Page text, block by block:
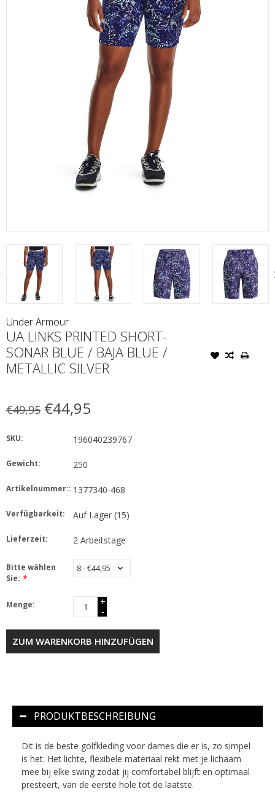
Under Armour
UA LINKS PRINTED SHORT-
SONAR BLUE / BAJA BLUE /
METALLIC SILVER
€49,95 €44,95
SKU: 196040239767
Gewicht: 250
Artikelnummer:: 1377340-468
Verfügbarkeit: Auf Lager(15)
Lieferzeit: 2 Arbeitstage
Bitte wählen
Sie: *
Menge:
+
-
ZUM WARENKORB HINZUFÜGEN
PRODUKTBESCHREIBUNG
Dit is de beste golfkleding voor dames die er is, zo simpel
is het. Het lichte, flexibele materiaal rekt met je lichaam
mee bij elke swing zodat jij comfortabel blijft en optimaal
presteert, van de eerste hole tot de laatste.